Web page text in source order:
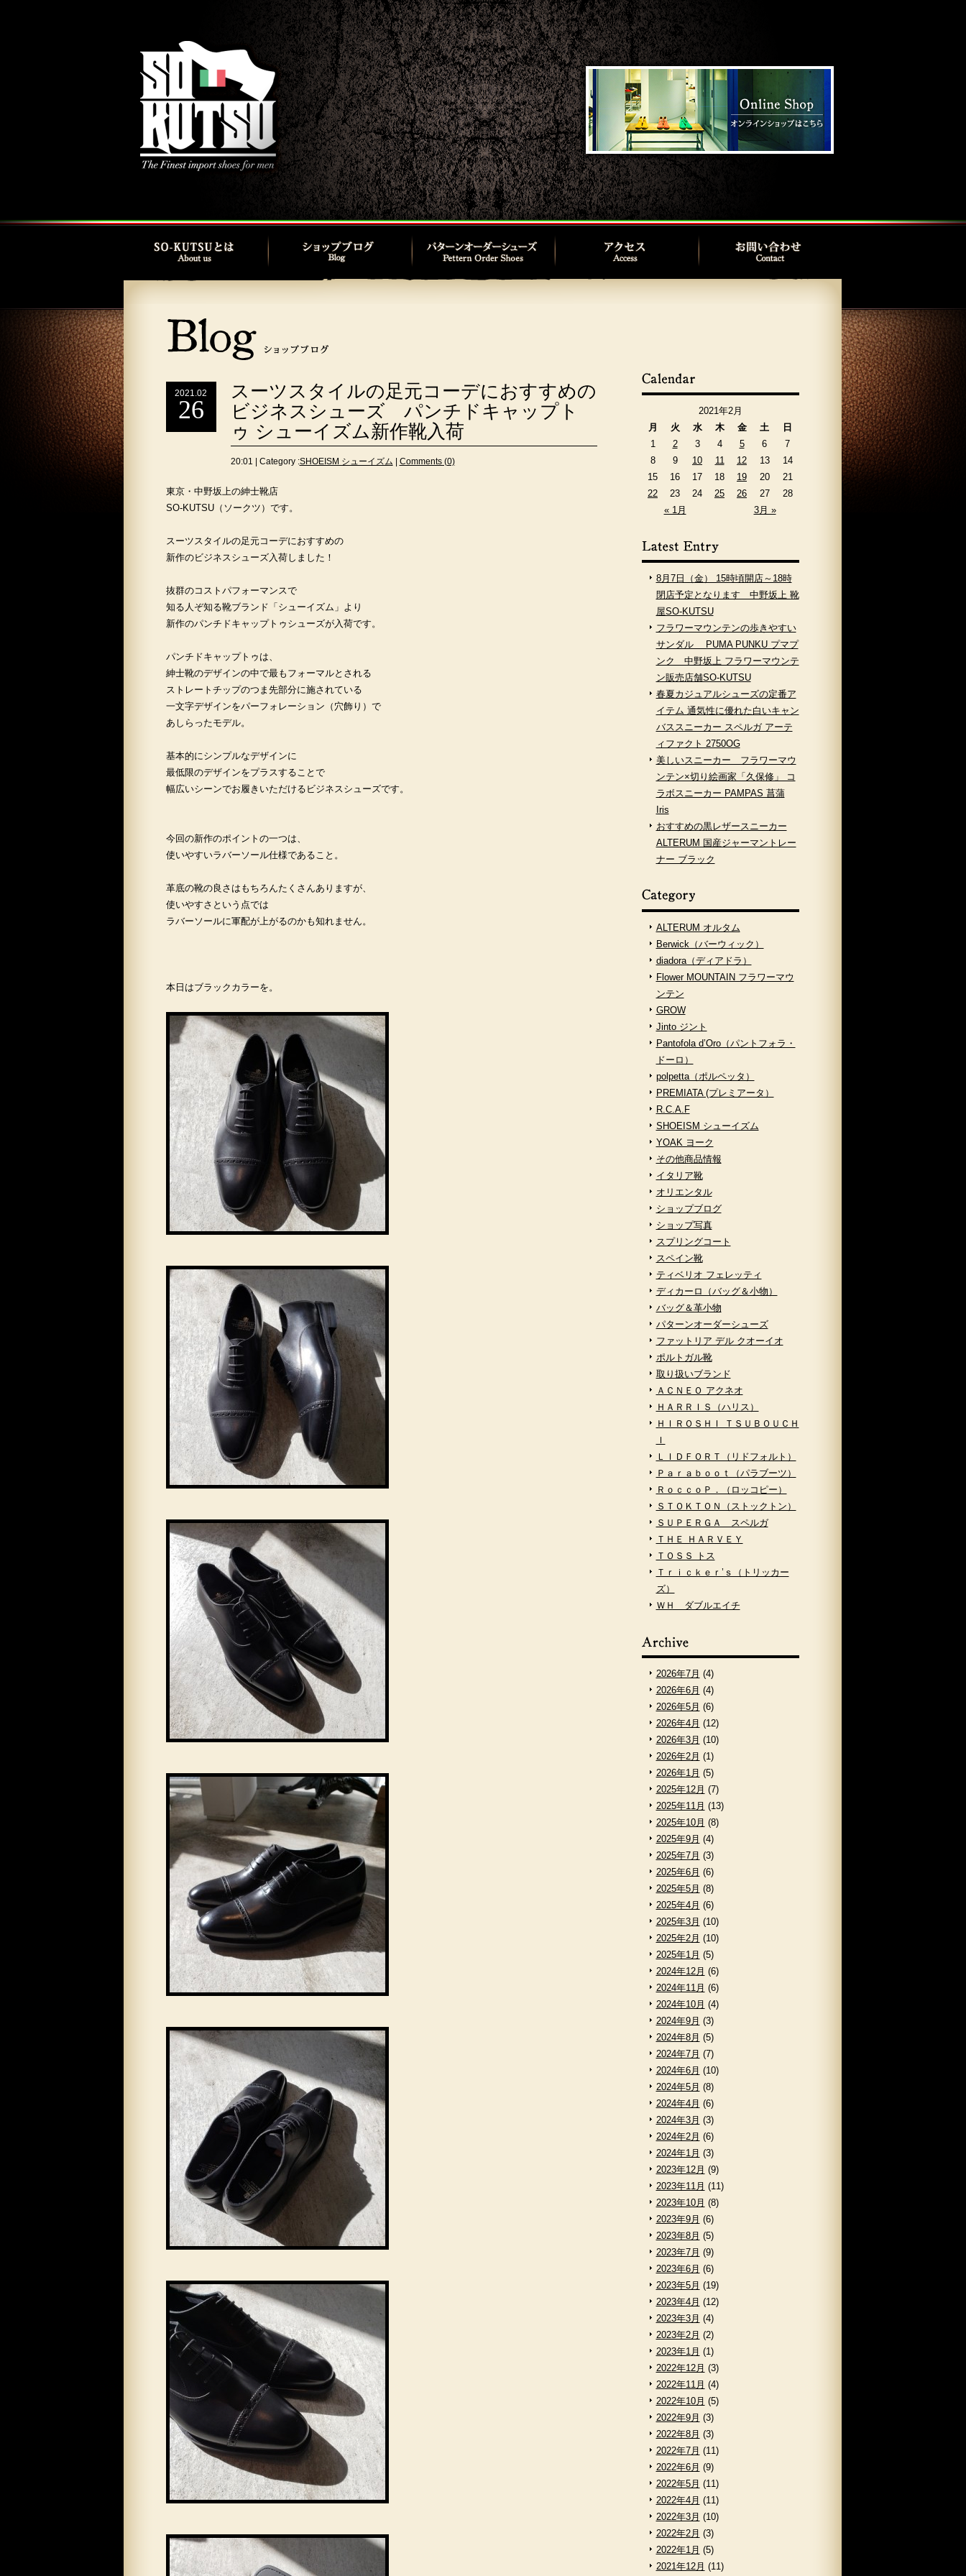
2021.02
26
スーツスタイルの足元コーデにおすすめの
ビジネスシューズ パンチドキャップト
ゥ シューイズム新作靴入荷
20:01 | Category :SHOEISM シューイズム | Comments (0)
東京・中野坂上の紳士靴店
SO-KUTSU（ソークツ）です。
スーツスタイルの足元コーデにおすすめの
新作のビジネスシューズ入荷しました！
抜群のコストパフォーマンスで
知る人ぞ知る靴ブランド「シューイズム」より
新作のパンチドキャップトゥシューズが入荷です。
パンチドキャップトゥは、
紳士靴のデザインの中で最もフォーマルとされる
ストレートチップのつま先部分に施されている
一文字デザインをパーフォレーション（穴飾り）で
あしらったモデル。
基本的にシンプルなデザインに
最低限のデザインをプラスすることで
幅広いシーンでお履きいただけるビジネスシューズです。
今回の新作のポイントの一つは、
使いやすいラバーソール仕様であること。
革底の靴の良さはもちろんたくさんありますが、
使いやすさという点では
ラバーソールに軍配が上がるのかも知れません。
本日はブラックカラーを。
2021年2月
月
火 水 木 金 土 日
« 1月 3月 »
1 2 3 4 5 6
7
8
9 10 11 12 13
14
15
16 17 18 19 20
21
22
23 24 25 26 27 28
8月7日（金） 15時頃開店～18時
閉店予定となります 中野坂上 靴
屋SO-KUTSU
フラワーマウンテンの歩きやすい
サンダル PUMA PUNKU プマプ
ンク 中野坂上 フラワーマウンテ
ン販売店舗SO-KUTSU
春夏カジュアルシューズの定番ア
イテム 通気性に優れた白いキャン
バススニーカー スペルガ アーテ
ィファクト 2750OG
美しいスニーカー フラワーマウ
ンテン×切り絵画家「久保修」 コ
ラボスニーカー PAMPAS 菖蒲
Iris
おすすめの黒レザースニーカー
ALTERUM 国産ジャーマントレー
ナー ブラック
ALTERUM オルタム
Berwick（バーウィック）
diadora（ディアドラ）
Flower MOUNTAIN フラワーマウ
ンテン
GROW
Jinto ジント
Pantofola d’Oro（パントフォラ・
ドーロ）
polpetta（ポルペッタ）
PREMIATA (プレミアータ）
R.C.A.F
SHOEISM シューイズム
YOAK ヨーク
その他商品情報
イタリア靴
オリエンタル
ショップブログ
ショップ写真
スプリングコート
スペイン靴
ティベリオ フェレッティ
ディカーロ（バッグ＆小物）
バッグ＆革小物
パターンオーダーシューズ
ファットリア デル クオーイオ
ポルトガル靴
取り扱いブランド
ＡＣＮＥＯ アクネオ
ＨＡＲＲＩＳ（ハリス）
ＨＩＲＯＳＨＩ ＴＳＵＢＯＵＣＨ
Ｉ
ＬＩＤＦＯＲＴ（リドフォルト）
Ｐａｒａｂｏｏｔ（パラブーツ）
ＲｏｃｃｏＰ．（ロッコピー）
ＳＴＯＫＴＯＮ（ストックトン）
ＳＵＰＥＲＧＡ スペルガ
ＴＨＥ ＨＡＲＶＥＹ
ＴＯＳＳ トス
Ｔｒｉｃｋｅｒ’ｓ（トリッカー
ズ）
ＷＨ ダブルエイチ
2026年7月 (4)
2026年6月 (4)
2026年5月 (6)
2026年4月 (12)
2026年3月 (10)
2026年2月 (1)
2026年1月 (5)
2025年12月 (7)
2025年11月 (13)
2025年10月 (8)
2025年9月 (4)
2025年7月 (3)
2025年6月 (6)
2025年5月 (8)
2025年4月 (6)
2025年3月 (10)
2025年2月 (10)
2025年1月 (5)
2024年12月 (6)
2024年11月 (6)
2024年10月 (4)
2024年9月 (3)
2024年8月 (5)
2024年7月 (7)
2024年6月 (10)
2024年5月 (8)
2024年4月 (6)
2024年3月 (3)
2024年2月 (6)
2024年1月 (3)
2023年12月 (9)
2023年11月 (11)
2023年10月 (8)
2023年9月 (6)
2023年8月 (5)
2023年7月 (9)
2023年6月 (6)
2023年5月 (19)
2023年4月 (12)
2023年3月 (4)
2023年2月 (2)
2023年1月 (1)
2022年12月 (3)
2022年11月 (4)
2022年10月 (5)
2022年9月 (3)
2022年8月 (3)
2022年7月 (11)
2022年6月 (9)
2022年5月 (11)
2022年4月 (11)
2022年3月 (10)
2022年2月 (3)
2022年1月 (5)
2021年12月 (11)